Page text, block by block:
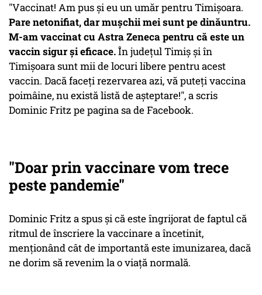
"Vaccinat! Am pus și eu un umăr pentru Timișoara.
Pare netonifiat, dar mușchii mei sunt pe dinăuntru.
M-am vaccinat cu Astra Zeneca pentru că este un
vaccin sigur și eficace.În județul Timiș și în
Timișoara sunt mii de locuri libere pentru acest
vaccin. Dacă faceți rezervarea azi, vă puteți vaccina
poimâine, nu există listă de așteptare!", a scris
Dominic Fritz pe pagina sa de Facebook.
"Doar prin vaccinare vom trece
peste pandemie"
Dominic Fritz a spus și că este îngrijorat de faptul că
ritmul de înscriere la vaccinare a încetinit,
menționând cât de importantă este imunizarea, dacă
ne dorim să revenim la o viață normală.